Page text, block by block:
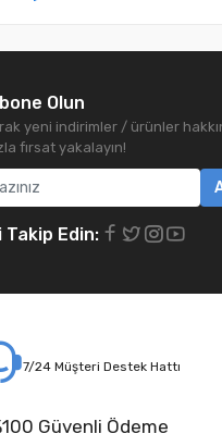
Olun
yeni indirimler / ürünler
fırsat yakalayın!
Takip Edin:
7/24 Müşteri Destek Hattı
Güvenli Ödeme